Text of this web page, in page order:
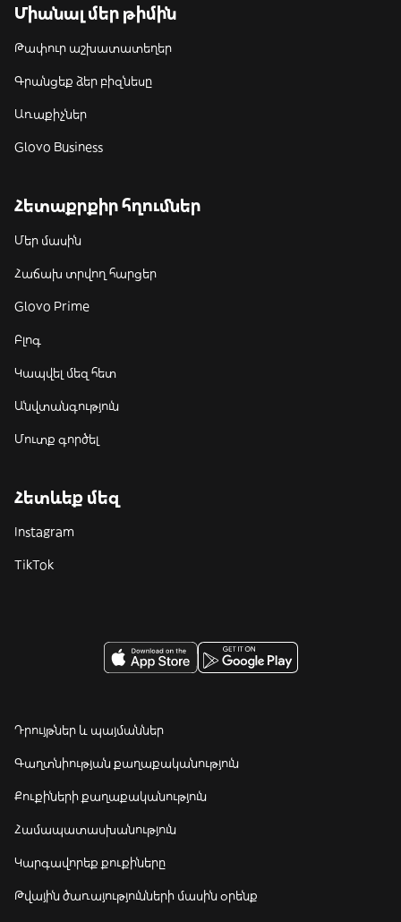
Միանալ մեր թիմին
Թափուր աշխատատեղեր
Գրանցեք ձեր բիզնեսը
Առաքիչներ
Glovo Business
Հետաքրքիր հղումներ
Մեր մասին
Հաճախ տրվող հարցեր
Glovo Prime
Բլոգ
Կապվել մեզ հետ
Անվտանգություն
Մուտք գործել
Հետևեք մեզ
Instagram
TikTok
Դրույթներ և պայմաններ
Գաղտնիության քաղաքականություն
Քուքիների քաղաքականություն
Համապատասխանություն
Կարգավորեք քուքիները
Թվային ծառայությունների մասին օրենք